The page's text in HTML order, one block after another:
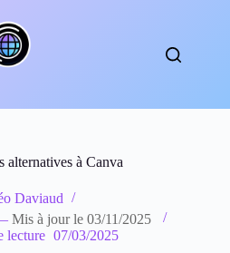
alternatives à Canva
Daviaud
Mis à jour le 03/11/2025
lecture 07/03/2025